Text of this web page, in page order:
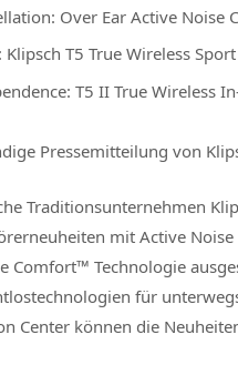
Over Ear Active Noise
Klipsch T5 True Wireless
T5 II True Wireless
Pressemitteilung von
Traditionsunternehmen
mit Active
Comfort™ Technologie
für
Center können die